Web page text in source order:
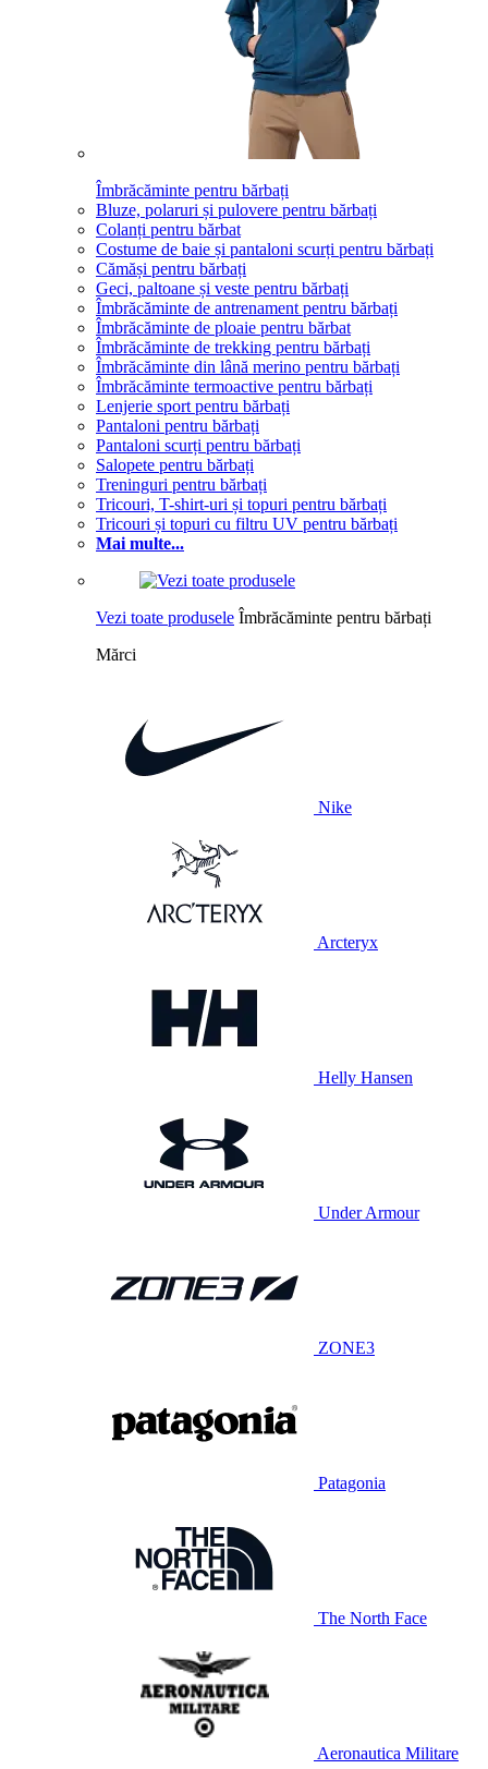
Îmbrăcăminte pentru bărbați
Bluze, polaruri și pulovere pentru bărbați
Colanți pentru bărbat
Costume de baie și pantaloni scurți pentru bărbați
Cămăși pentru bărbați
Geci, paltoane și veste pentru bărbați
Îmbrăcăminte de antrenament pentru bărbați
Îmbrăcăminte de ploaie pentru bărbat
Îmbrăcăminte de trekking pentru bărbați
Îmbrăcăminte din lână merino pentru bărbați
Îmbrăcăminte termoactive pentru bărbați
Lenjerie sport pentru bărbați
Pantaloni pentru bărbați
Pantaloni scurți pentru bărbați
Salopete pentru bărbați
Treninguri pentru bărbați
Tricouri, T-shirt-uri și topuri pentru bărbați
Tricouri și topuri cu filtru UV pentru bărbați
Mai multe...
Vezi toate produsele Îmbrăcăminte pentru bărbați
Mărci
Nike
Arcteryx
Helly Hansen
Under Armour
ZONE3
Patagonia
The North Face
Aeronautica Militare